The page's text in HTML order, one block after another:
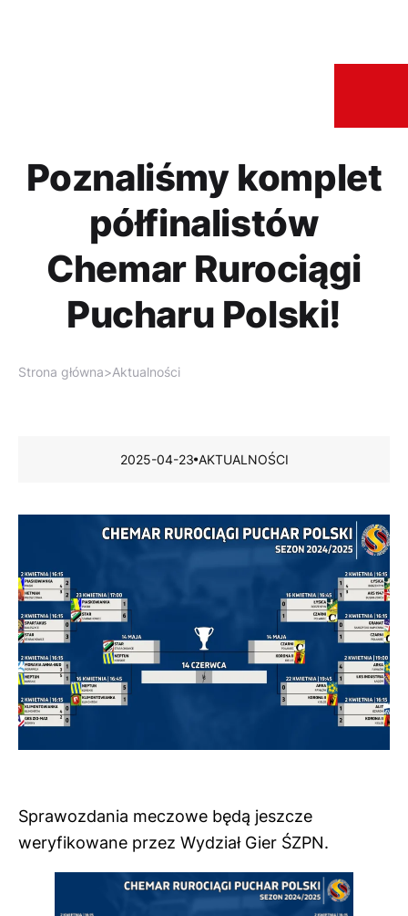
Poznaliśmy komplet
półfinalistów
Chemar Rurociągi
Pucharu Polski!
Strona główna>Aktualności
2025-04-23 AKTUALNOŚCI
Sprawozdania meczowe będą jeszcze
weryfikowane przez Wydział Gier ŚZPN.